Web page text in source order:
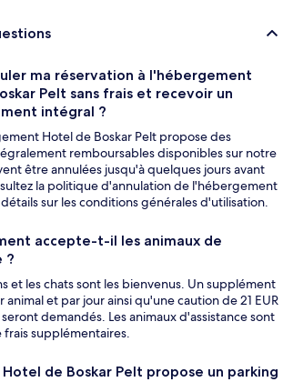
ma réservation à l'hébergement
Pelt sans frais et recevoir un
intégral ?
Hotel de Boskar Pelt propose des
remboursables disponibles sur notre
être annulées jusqu'à quelques jours avant
la politique d'annulation de l'hébergement
sur les conditions générales d'utilisation.
accepte-t-il les animaux de
?
et les chats sont les bienvenus. Un supplément
animal et par jour ainsi qu'une caution de 21 EUR
demandés. Les animaux d'assistance sont
supplémentaires.
de Boskar Pelt propose un parking